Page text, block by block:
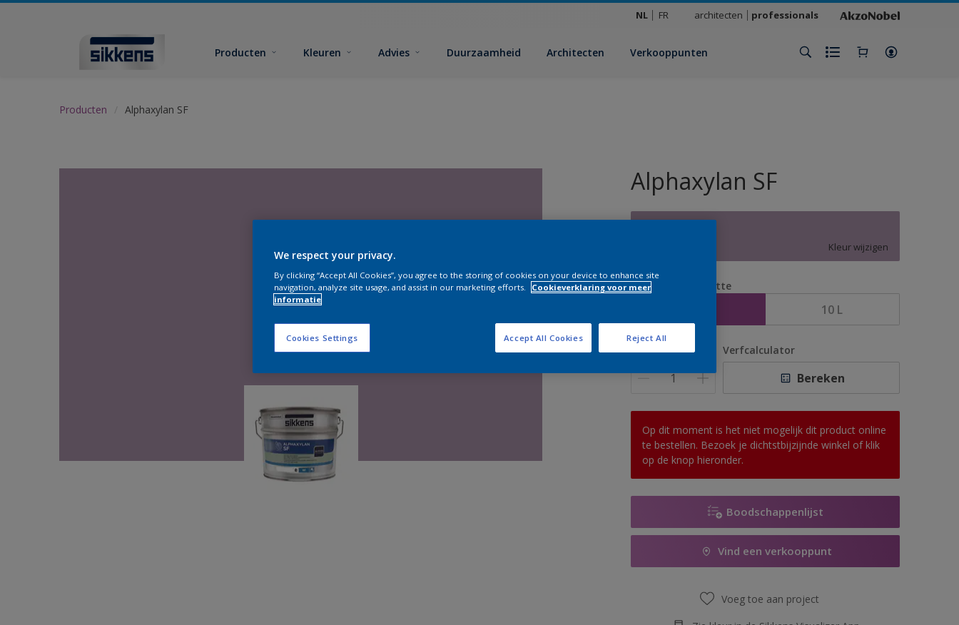
NL FR architecten professionals
Producten Kleuren Advies Duurzaamheid Architecten Verkooppunten
Producten Alphaxylan SF
Alphaxylan SF
Kleur wijzigen
Verpakkingsgrootte
10 L
Aantal Verfcalculator
Bereken
Op dit moment is het niet mogelijk dit product online
te bestellen. Bezoek je dichtstbijzijnde winkel of klik
op de knop hieronder.
Boodschappenlijst
Vind een verkooppunt
Voeg toe aan project
We respect your privacy.
By clicking “Accept All Cookies”, you agree to the storing of cookies on your device to enhance site
navigation, analyze site usage, and assist in our marketing efforts.
Cookieverklaring voor meer
informatie
Cookies Settings Reject All
Accept All Cookies